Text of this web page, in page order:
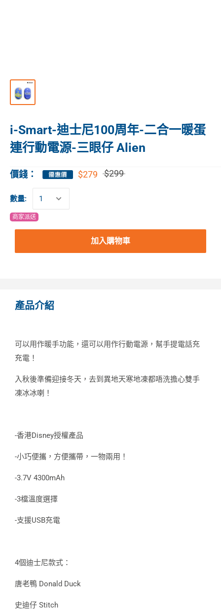
i-Smart-迪士尼100周年-二合一暖蛋
連行動電源-三眼仔 Alien
價錢： $279 $299
數量:
商家派送
加入購物車
產品介紹
可以用作暖手功能，還可以用作行動電源，幫手提電話充
充電！
入秋後準備迎接冬天，去到異地天寒地凍都唔洗擔心雙手
凍冰冰喇！
-香港Disney授權產品
-小巧便攜，方便攜帶，一物兩用！
-3.7V 4300mAh
-3檔溫度選擇
-支援USB充電
4個迪士尼款式：
唐老鴨 Donald Duck
史迪仔 Stitch